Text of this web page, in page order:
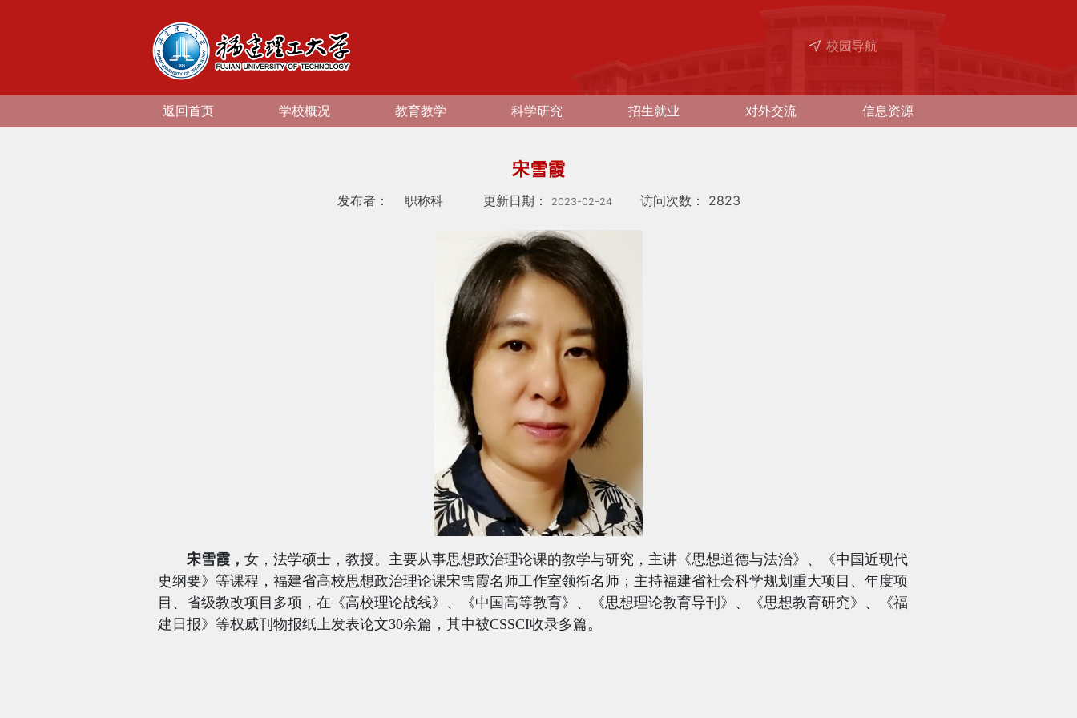
校园导航
返回首页 学校概况 教育教学 科学研究 招生就业 对外交流 信息资源
宋雪霞
发布者： 职称科 更新日期： 2023-02-24 访问次数： 2823
宋雪霞， 女，法学硕士，教授。主要从事思想政治理论课的教学与研究，主讲《思想道德与法治》、《中国近现代
史纲要》等课程，福建省高校思想政治理论课宋雪霞名师工作室领衔名师；主持福建省社会科学规划重大项目、年度项
目、省级教改项目多项，在《高校理论战线》、《中国高等教育》、《思想理论教育导刊》、《思想教育研究》、《福
建日报》等权威刊物报纸上发表论文30余篇，其中被CSSCI收录多篇。